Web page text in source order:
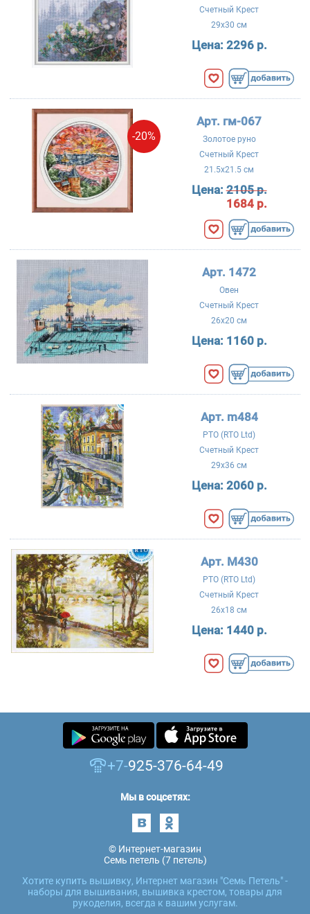
Счетный Крест
29x30 см
Цена: 2296 р.
-20%
Арт. гм-067
Золотое руно
Счетный Крест
21.5x21.5 см
Цена:2105 р.
1684 р.
Арт. 1472
Овен
Счетный Крест
26x20 см
Цена: 1160 р.
Арт. m484
РТО (RTO Ltd)
Счетный Крест
29x36 см
Цена: 2060 р.
Арт. M430
РТО (RTO Ltd)
Счетный Крест
26x18 см
Цена: 1440 р.
+7-925-376-64-49
Мы в соцсетях:
© Интернет-магазин
Семь петель (7 петель)
Хотите купить вышивку, Интернет магазин "Семь Петель" -
наборы для вышивания, вышивка крестом, товары для
рукоделия, всегда к вашим услугам.